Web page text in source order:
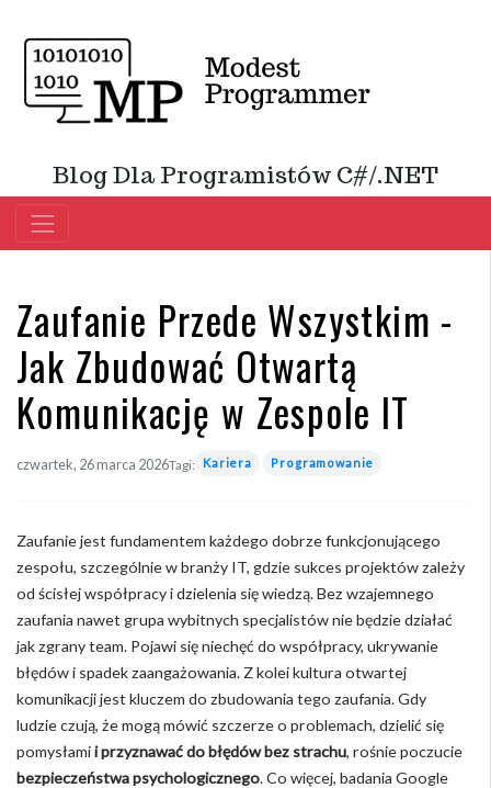
Blog Dla Programistów C#/.NET
Zaufanie Przede Wszystkim -
Jak Zbudować Otwartą
Komunikację w Zespole IT
czwartek, 26 marca 2026Tagi: Kariera Programowanie
Zaufanie jest fundamentem każdego dobrze funkcjonującego
zespołu, szczególnie w branży IT, gdzie sukces projektów zależy
od ścisłej współpracy i dzielenia się wiedzą. Bez wzajemnego
zaufania nawet grupa wybitnych specjalistów nie będzie działać
jak zgrany team. Pojawi się niechęć do współpracy, ukrywanie
błędów i spadek zaangażowania. Z kolei kultura otwartej
komunikacji jest kluczem do zbudowania tego zaufania. Gdy
ludzie czują, że mogą mówić szczerze o problemach, dzielić się
pomysłamii przyznawać do błędów bez strachu, rośnie poczucie
bezpieczeństwa psychologicznego. Co więcej, badania Google